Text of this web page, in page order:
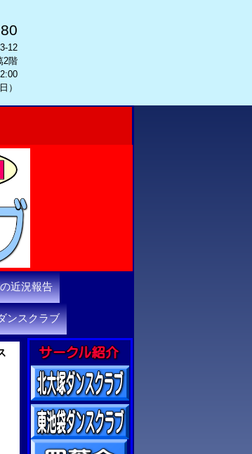
12
2階
）
近況報告
ンスクラブ